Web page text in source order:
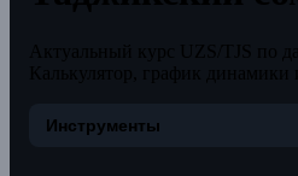
Инструменты